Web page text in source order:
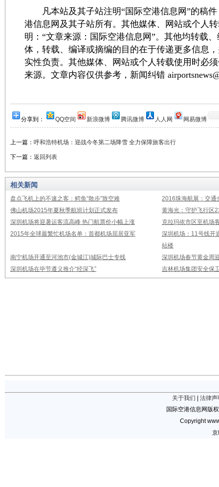
凡本站及其子站注明“国际空港信息网”的稿件
港信息网及其子站所有。其他媒体、网站或个人
明：“文章来源：国际空港信息网”。其他均转载
体，转载、编译或摘编的目的在于传递更多信息
实性负责。其他媒体、网站或个人转载使用时必
来源。文章内容仅供参考，新闻纠错
分享到： QQ空间 新浪微博 腾讯微博 人人网 网易微博
上一篇： 呼和浩特机场：迎战今冬第二场降雪 全力保障旅客出行
下一篇： 返回列表
相关新闻
盘点飞机上的不速之客：鳄鱼“散步”致空难
2016珠海航展：交通
佛山机场2015年夏秋季航班计划正式发布
黄海光：守护飞行区
深圳机场将迎暑运客流高峰 热门航票价小幅上涨
克拉玛依市区至机场
2015年全球最繁忙机场名单：首都机场屈居亚军
深圳机场：11号线开
站楼
南宁机场开通至河池市(金城江)城际巴士专线
深圳机场春节黄金周
深圳机场在毕节遵义推介“经深飞”
吉林机场集团安全保
关于我们
法律声
国际空港信息网版
Copyright